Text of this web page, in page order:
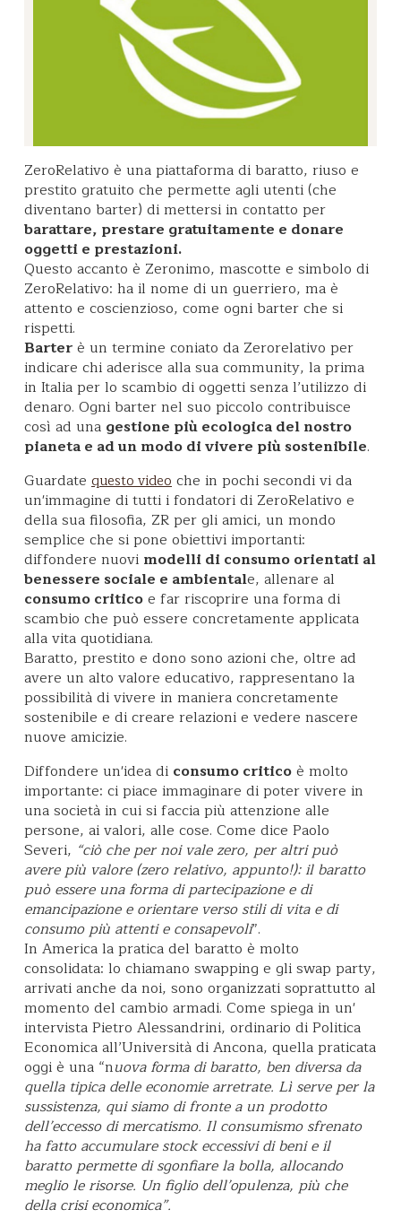
ZeroRelativo è una piattaforma di baratto, riuso e
prestito gratuito che permette agli utenti (che
diventano barter) di mettersi in contatto per
barattare, prestare gratuitamente e donare
oggetti e prestazioni.
Questo accanto è Zeronimo, mascotte e simbolo di
ZeroRelativo: ha il nome di un guerriero, ma è
attento e coscienzioso, come ogni barter che si
rispetti.
Barterè un termine coniato da Zerorelativo per
indicare chi aderisce alla sua community, la prima
in Italia per lo scambio di oggetti senza l’utilizzo di
denaro. Ogni barter nel suo piccolo contribuisce
così ad una gestione più ecologica del nostro
pianeta e ad un modo di vivere più sostenibile.
Guardate questo video che in pochi secondi vi da
un'immagine di tutti i fondatori di ZeroRelativo e
della sua filosofia, ZR per gli amici, un mondo
semplice che si pone obiettivi importanti:
diffondere nuovi modelli di consumo orientati al
benessere sociale e ambientale, allenare al
consumo criticoe far riscoprire una forma di
scambio che può essere concretamente applicata
alla vita quotidiana.
Baratto, prestito e dono sono azioni che, oltre ad
avere un alto valore educativo, rappresentano la
possibilità di vivere in maniera concretamente
sostenibile e di creare relazioni e vedere nascere
nuove amicizie.
Diffondere un'idea di consumo criticoè molto
importante: ci piace immaginare di poter vivere in
una società in cui si faccia più attenzione alle
persone, ai valori, alle cose. Come dice Paolo
Severi, “ciò che per noi vale zero, per altri può
avere più valore (zero relativo, appunto!): il baratto
può essere una forma di partecipazione e di
emancipazione e orientare verso stili di vita e di
consumo più attenti e consapevoli”.
In America la pratica del baratto è molto
consolidata: lo chiamano swapping e gli swap party,
arrivati anche da noi, sono organizzati soprattutto al
momento del cambio armadi. Come spiega in un'
intervista Pietro Alessandrini, ordinario di Politica
Economica all’Università di Ancona, quella praticata
oggi è una “nuova forma di baratto, ben diversa da
quella tipica delle economie arretrate. Lì serve per la
sussistenza, qui siamo di fronte a un prodotto
dell’eccesso di mercatismo. Il consumismo sfrenato
ha fatto accumulare stock eccessivi di beni e il
baratto permette di sgonfiare la bolla, allocando
meglio le risorse. Un figlio dell’opulenza, più che
della crisi economica”.